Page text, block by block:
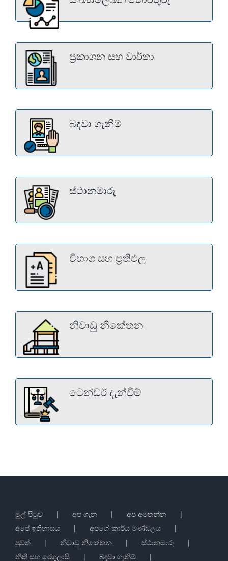
ප්‍රකාශන සහ වාර්තා
බඳවා ගැනීම්
ස්ථානමාරු
විභාග සහ ප්‍රතිඵල
නිවාඩු නිකේතන
ටෙන්ඩර් දැන්වීම්
මුල් පිටුව අප ගැන
අප අමතන්න
අපේ ඉතිහාසය
අපගේ කාර්ය මණ්ඩලය
පුවත්
නිවාඩු නිකේතන
ස්ථානමාරු
නීති සහ රෙගුලාසි
බඳවා ගැනීම්